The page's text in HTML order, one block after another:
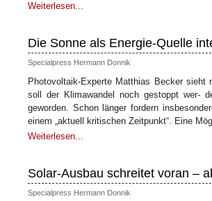
Weiterlesen...
Die Sonne als Energie-Quelle
Specialpress Hermann Donnik
Photovoltaik-Experte Matthias Becker
soll der Klimawandel noch gestoppt wer-
geworden. Schon länger fordern
einem „aktuell kritischen Zeitpunkt“. Eine
Weiterlesen...
Solar-Ausbau schreitet voran –
Specialpress Hermann Donnik